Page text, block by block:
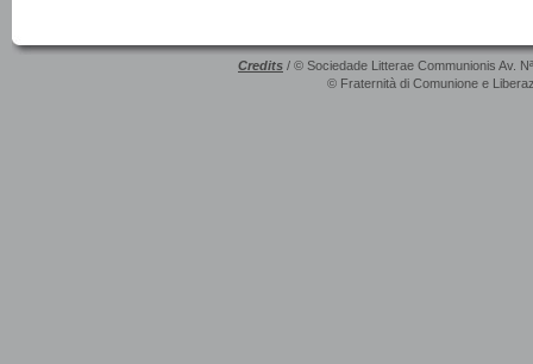
Credits / © Sociedade Litterae Communionis Av.
© Fraternità di Comunione e